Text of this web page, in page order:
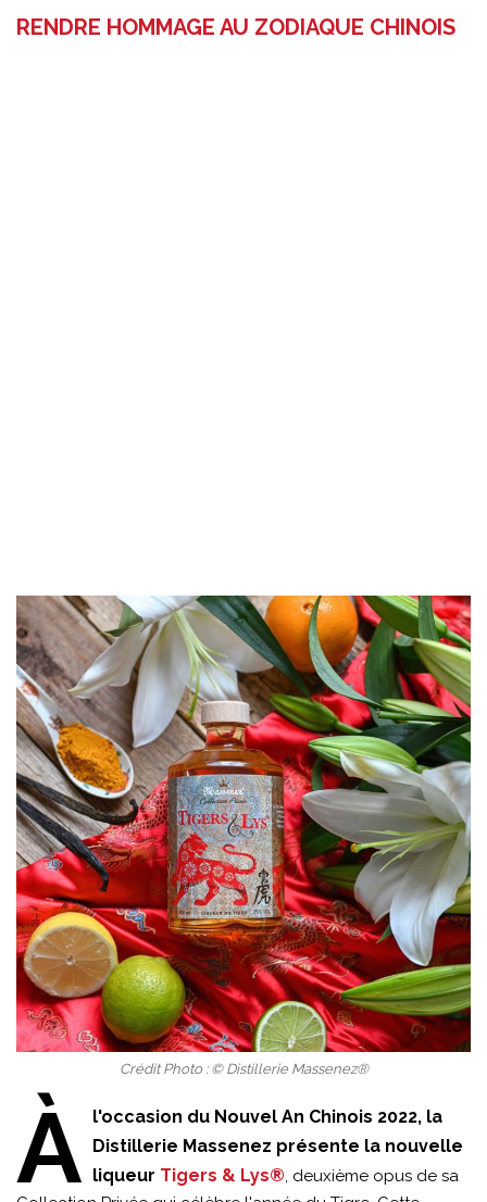
RENDRE HOMMAGE AU ZODIAQUE CHINOIS
Crédit Photo : © Distillerie Massenez®
À l'occasion du Nouvel An Chinois 2022, la
Distillerie Massenez présente la nouvelle
liqueur Tigers & Lys®, deuxième opus de sa